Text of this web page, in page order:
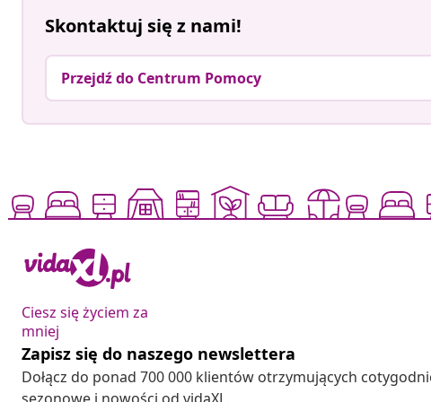
Skontaktuj się z nami!
Przejdź do Centrum Pomocy
Ciesz się życiem za
mniej
Zapisz się do naszego newslettera
Dołącz do ponad 700 000 klientów otrzymujących